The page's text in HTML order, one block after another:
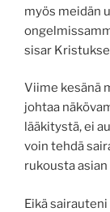
myös meidän
sisar
Viime kesänä
johtaa
lääkitystä, ei
voin tehdä
rukousta
Eikä